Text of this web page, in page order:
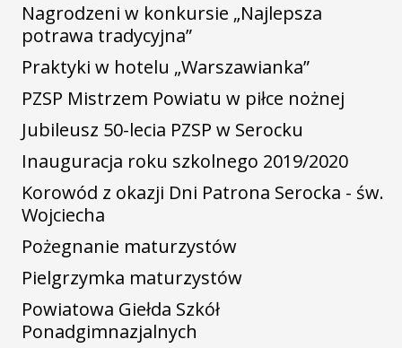
Nagrodzeni w konkursie „Najlepsza
potrawa tradycyjna”
Praktyki w hotelu „Warszawianka”
PZSP Mistrzem Powiatu w piłce nożnej
Jubileusz 50-lecia PZSP w Serocku
Inauguracja roku szkolnego 2019/2020
Korowód z okazji Dni Patrona Serocka - św.
Wojciecha
Pożegnanie maturzystów
Pielgrzymka maturzystów
Powiatowa Giełda Szkół
Ponadgimnazjalnych